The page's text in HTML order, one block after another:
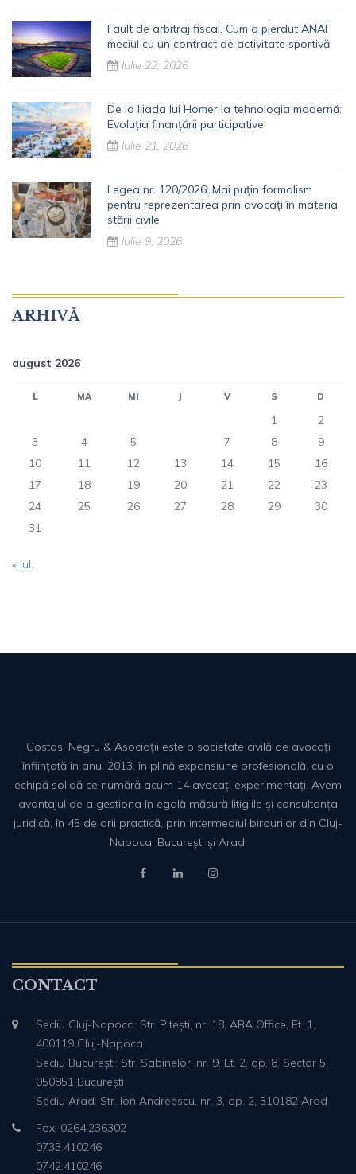
Fault de arbitraj fiscal. Cum a pierdut ANAF
meciul cu un contract de activitate sportivă
Iulie 22, 2026
De la Iliada lui Homer la tehnologia modernă:
Evoluția finanțării participative
Iulie 21, 2026
Legea nr. 120/2026: Mai puțin formalism
pentru reprezentarea prin avocați în materia
stării civile
Iulie 9, 2026
ARHIVĂ
august 2026
L MA MI J V S D
1
2
3
4 5 7 8
9
10
11 12 13 14 15
16
17
18 19 20 21 22
23
24
25 26 27 28 29
30
31
« iul.
Costaș, Negru & Asociații este o societate civilă de avocați
înființată în anul 2013, în plină expansiune profesională, cu o
echipă solidă ce numără acum 14 avocați experimentați. Avem
avantajul de a gestiona în egală măsură litigiile și consultanța
juridică, în 45 de arii practică, prin intermediul birourilor din Cluj-
Napoca, București și Arad.
CONTACT
Sediu Cluj-Napoca: Str. Pitești, nr. 18, ABA Office, Et. 1,
400119 Cluj-Napoca
Sediu București: Str. Sabinelor, nr. 9, Et. 2, ap. 8, Sector 5,
050851 București
Sediu Arad: Str. Ion Andreescu, nr. 3, ap. 2, 310182 Arad
Fax: 0264.236302
0733.410246
0742.410246